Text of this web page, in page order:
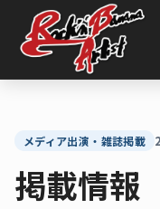
キ
メディア出演・雑誌掲載
掲載情報